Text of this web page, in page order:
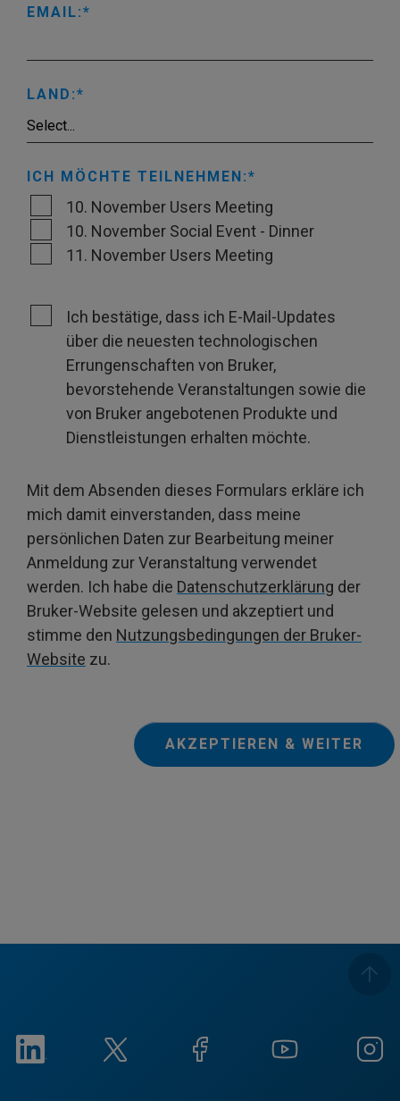
EMAIL:
LAND:
ICH MÖCHTE TEILNEHMEN:
10. November Users Meeting
10. November Social Event - Dinner
11. November Users Meeting
Ich bestätige, dass ich E-Mail-Updates
über die neuesten technologischen
Errungenschaften von Bruker,
bevorstehende Veranstaltungen sowie die
von Bruker angebotenen Produkte und
Dienstleistungen erhalten möchte.
Mit dem Absenden dieses Formulars erkläre ich
mich damit einverstanden, dass meine
persönlichen Daten zur Bearbeitung meiner
Anmeldung zur Veranstaltung verwendet
werden. Ich habe die Datenschutzerklärung der
Bruker-Website gelesen und akzeptiert und
stimme den Nutzungsbedingungen der Bruker-
Website zu.
AKZEPTIEREN & WEITER